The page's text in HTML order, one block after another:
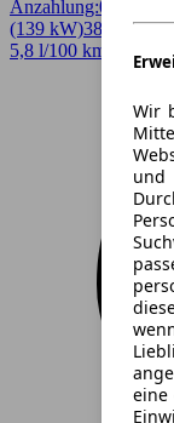
Wir
und
eine
Anzahlung:0,00 €
(139 kW)38.390 km
5,8 l/100 km